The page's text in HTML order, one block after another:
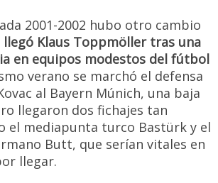
2001-2002 hubo otro cambio
llegó Klaus Toppmöller tras una
en equipos modestos del fútbol
verano se marchó el defensa
al Bayern Múnich, una baja
llegaron dos fichajes tan
el mediapunta turco Bastürk y el
Butt, que serían vitales en
llegar.